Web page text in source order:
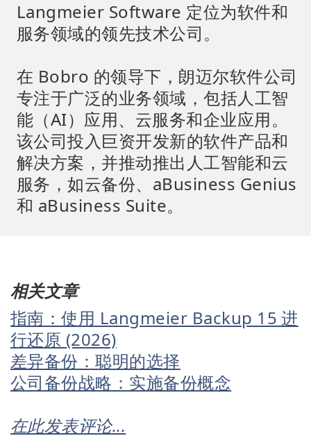
Langmeier Software 定位为软件和
服务领域的领先技术公司。
在 Bobro 的领导下，朗迈尔软件公司
专注于广泛的业务领域，包括人工智
能（AI）应用、云服务和企业应用。
该公司投入巨资开发新的软件产品和
解决方案，并推动推出人工智能和云
服务，如云备份、aBusiness Genius
和 aBusiness Suite。
相关文章
指南：使用 Langmeier Backup 15 进
行还原 (2026)
差异备份：聪明的选择
公司备份战略：实施备份概念
在此发表评论...